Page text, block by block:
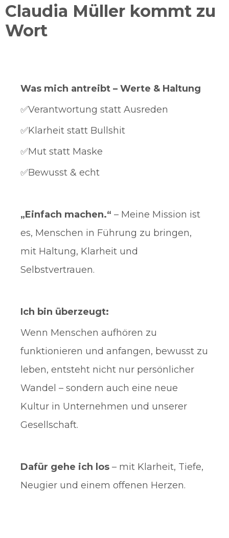
Claudia Müller kommt zu
Wort
Was mich antreibt – Werte & Haltung
✅Verantwortung statt Ausreden
✅Klarheit statt Bullshit
✅Mut statt Maske
✅Bewusst & echt
„Einfach machen.“ – Meine Mission ist
es, Menschen in Führung zu bringen,
mit Haltung, Klarheit und
Selbstvertrauen.
Ich bin überzeugt:
Wenn Menschen aufhören zu
funktionieren und anfangen, bewusst zu
leben, entsteht nicht nur persönlicher
Wandel – sondern auch eine neue
Kultur in Unternehmen und unserer
Gesellschaft.
Dafür gehe ich los – mit Klarheit, Tiefe,
Neugier und einem offenen Herzen.